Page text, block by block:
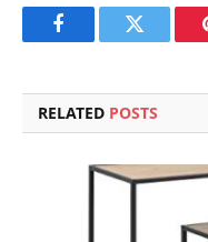
FacebookTwitter
RELATED POSTS